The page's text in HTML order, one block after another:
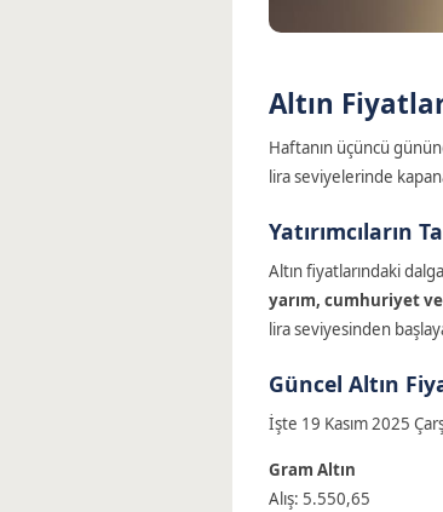
Altın
Haftanın üçüncü
lira seviyelerinde
Yatırımcıların
Altın fiyatlarındaki
yarım, cumhuriyet
lira seviyesinden
Güncel Altın
İşte 19 Kasım 2025
Gram Altın
Alış: 5.550,65